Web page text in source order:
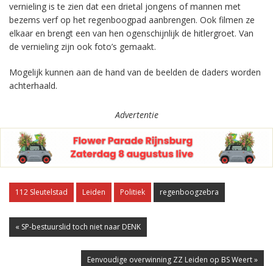
vernieling is te zien dat een drietal jongens of mannen met
bezems verf op het regenboogpad aanbrengen. Ook filmen ze
elkaar en brengt een van hen ogenschijnlijk de hitlergroet. Van
de vernieling zijn ook foto’s gemaakt.
Mogelijk kunnen aan de hand van de beelden de daders worden
achterhaald.
Advertentie
112 Sleutelstad Leiden Politiek regenboogzebra
« SP-bestuurslid toch niet naar DENK
Eenvoudige overwinning ZZ Leiden op BS Weert »